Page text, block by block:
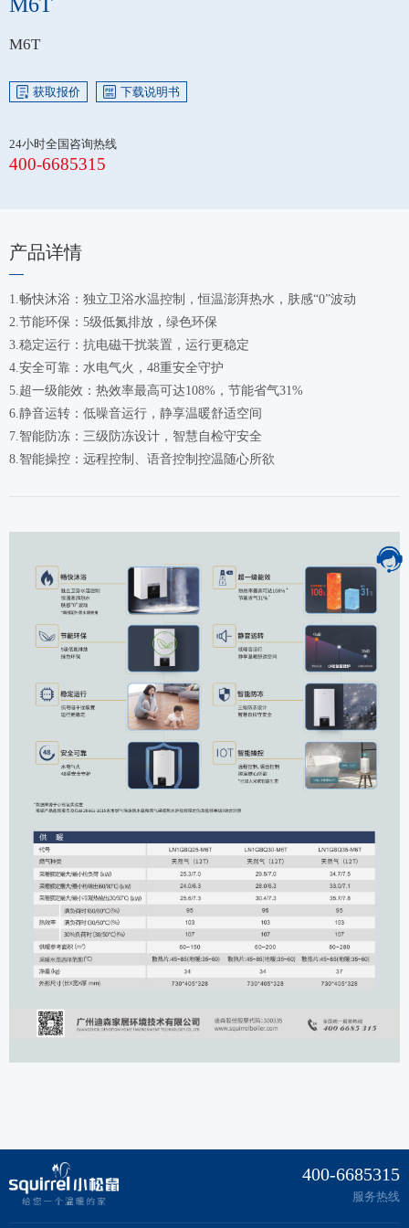
M6T
获取报价 下载说明书
24小时全国咨询热线
400-6685315
产品详情
1.畅快沐浴：独立卫浴水温控制，恒温澎湃热水，肤感“0”波动
2.节能环保：5级低氮排放，绿色环保
3.稳定运行：抗电磁干扰装置，运行更稳定
4.安全可靠：水电气火，48重安全守护
5.超一级能效：热效率最高可达108%，节能省气31%
6.静音运转：低噪音运行，静享温暖舒适空间
7.智能防冻：三级防冻设计，智慧自检守安全
8.智能操控：远程控制、语音控制控温随心所欲
400-6685315
服务热线